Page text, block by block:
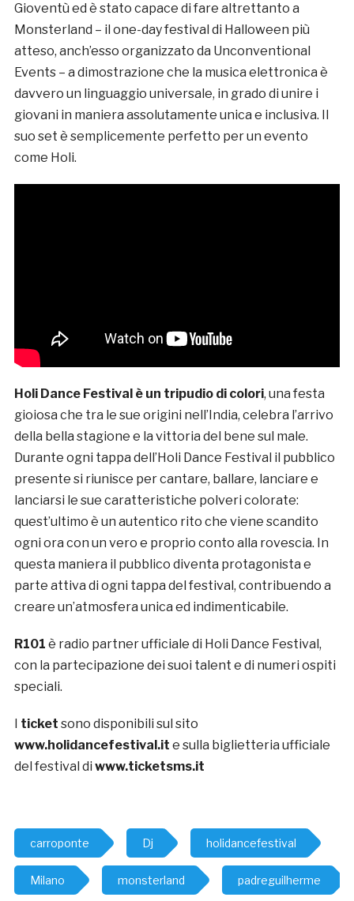
Gioventù ed è stato capace di fare altrettanto a
Monsterland – il one-day festival di Halloween più
atteso, anch’esso organizzato da Unconventional
Events – a dimostrazione che la musica elettronica è
davvero un linguaggio universale, in grado di unire i
giovani in maniera assolutamente unica e inclusiva. Il
suo set è semplicemente perfetto per un evento
come Holi.
Holi Dance Festival è un tripudio di colori, una festa
gioiosa che tra le sue origini nell’India, celebra l’arrivo
della bella stagione e la vittoria del bene sul male.
Durante ogni tappa dell’Holi Dance Festival il pubblico
presente si riunisce per cantare, ballare, lanciare e
lanciarsi le sue caratteristiche polveri colorate:
quest’ultimo è un autentico rito che viene scandito
ogni ora con un vero e proprio conto alla rovescia. In
questa maniera il pubblico diventa protagonista e
parte attiva di ogni tappa del festival, contribuendo a
creare un’atmosfera unica ed indimenticabile.
R101 è radio partner ufficiale di Holi Dance Festival,
con la partecipazione dei suoi talent e di numeri ospiti
speciali.
ticket sono disponibili sul sito
www.holidancefestival.it e sulla biglietteria ufficiale
del festival di www.ticketsms.it
carroponte Dj holidancefestival
Milano monsterland padreguilherme